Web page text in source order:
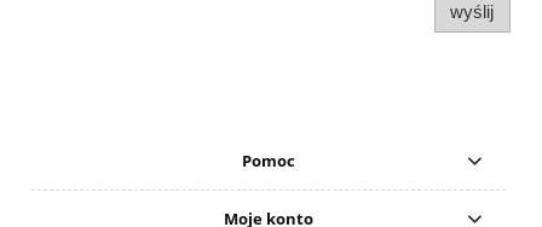
wyślij
Pomoc
Moje konto